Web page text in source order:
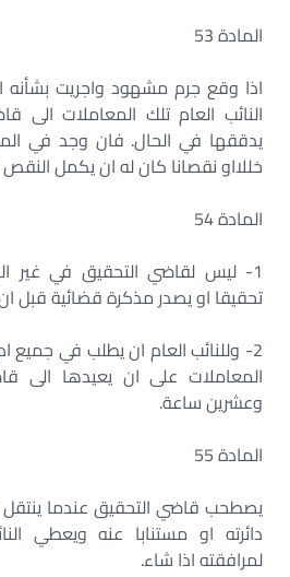
المادة 53
اذا وقع جرم مشهود واجريت بشأنه
النائب العام تلك المعاملات الى
يدققها في الحال. فان وجد في
خللااو نقصانا كان له ان يكمل
المادة 54
1- ليس لقاضي التحقيق في غير
تحقيقا او يصدر مذكرة قضائية قبل
2- وللنائب العام ان يطلب في جميع
المعاملات على ان يعيدها الى
وعشرين ساعة.
المادة 55
يصطحب قاضي التحقيق عندما
دائرته او مستنابا عنه ويعطي
لمرافقته اذا شاء.